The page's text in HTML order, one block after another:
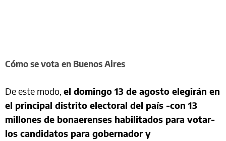
Cómo se vota en Buenos Aires
De este modo, el domingo 13 de agosto elegirán en
el principal distrito electoral del país -con 13
millones de bonaerenses habilitados para votar-
los candidatos para gobernador y